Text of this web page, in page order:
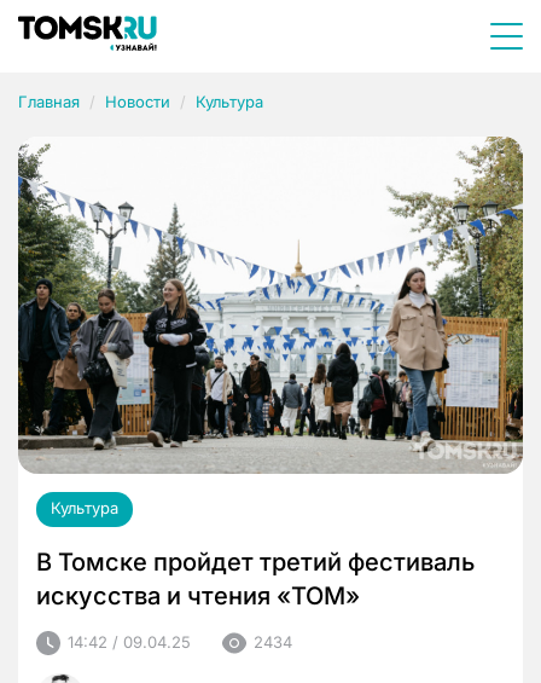
Главная Новости Культура
Культура
В Томске пройдет третий фестиваль
искусства и чтения «ТОМ»
14:42 / 09.04.25 2434